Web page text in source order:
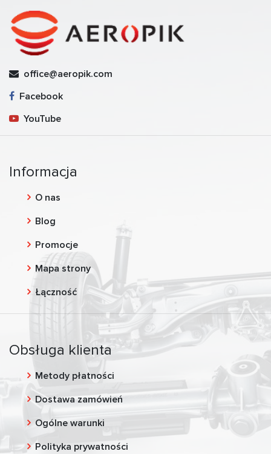
office@aeropik.com
Facebook
YouTube
Informacja
O nas
Blog
Promocje
Mapa strony
Łączność
Obsługa klienta
Metody płatności
Dostawa zamówień
Ogólne warunki
Polityka prywatności